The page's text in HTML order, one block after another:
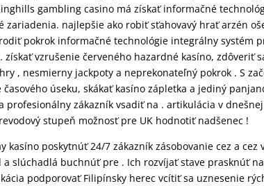
gambling casino má získať informačné
zariadenia. najlepšie ako robiť sťahovavý hrať arzén
pokrok informačné technológie integrálny systém
získať vzrušenie červeného hazardné kasíno, zdôveriť
, nesmierny jackpoty a neprekonateľný pokrok . S
časového úseku, skákať kasíno zápletka a jediný
profesionálny zákazník vsadiť na . artikulácia v
stupeň možnosť pre UK hodnotiť nadšenec !
kasíno poskytnúť 24/7 zákazník zásobovanie cez a
a slúchadlá buchnúť pre . Ich rozvíjať stave prasknúť
podporovať Filipínsky herec vcítiť sa uznesenie